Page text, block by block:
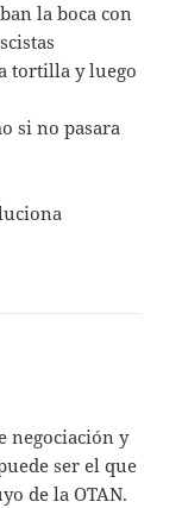
la boca con
tortilla y luego
si no pasara
negociación y
ser el que
de la OTAN.